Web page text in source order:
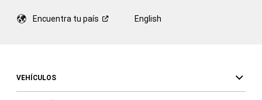
Encuentra tu país English
VEHÍCULOS